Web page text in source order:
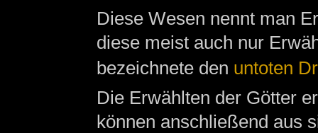
Diese Wesen nennt man
diese meist auch nur
bezeichnete den untoten
Die Erwählten der Götter
können anschließend aus